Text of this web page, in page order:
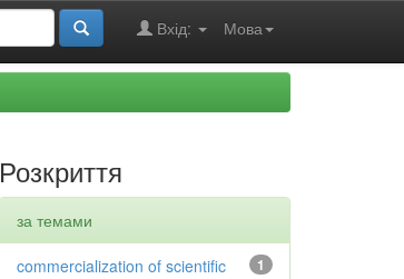
Мова
Вхід:
Розкриття
за темами
1
commercialization of scientific